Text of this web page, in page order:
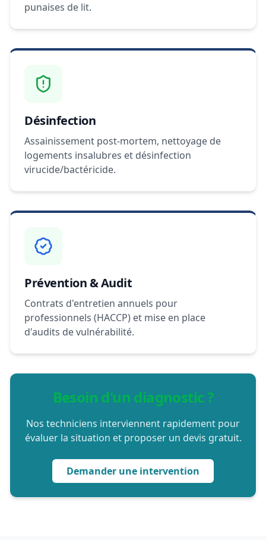
punaises de lit.
Désinfection
Assainissement post-mortem, nettoyage de
logements insalubres et désinfection
virucide/bactéricide.
Prévention & Audit
Contrats d'entretien annuels pour
professionnels (HACCP) et mise en place
d'audits de vulnérabilité.
Besoin d'un diagnostic ?
Nos techniciens interviennent rapidement pour
évaluer la situation et proposer un devis gratuit.
Demander une intervention